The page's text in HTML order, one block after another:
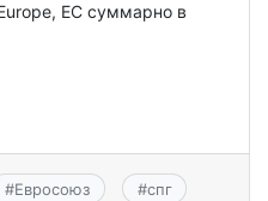
ЕС суммарно в
#Евросоюз #спг